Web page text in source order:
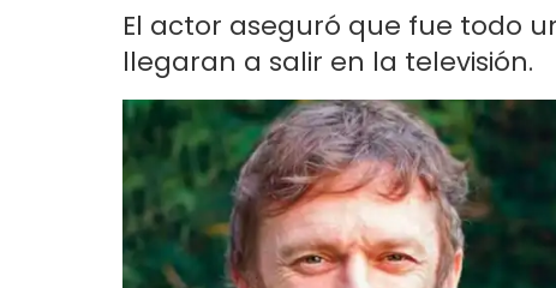
El actor aseguró que fue todo
llegaran a salir en la televisión.